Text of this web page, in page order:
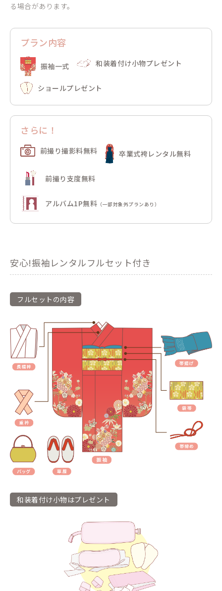
る場合があります。
プラン内容
振袖一式 和装着付け小物プレゼント
ショールプレゼント
さらに！
前撮り撮影料無料 卒業式袴レンタル無料
前撮り支度無料
アルバム1P無料 （一部対象外プランあり）
安心!振袖レンタルフルセット付き
フルセットの内容
和装着付け小物はプレゼント